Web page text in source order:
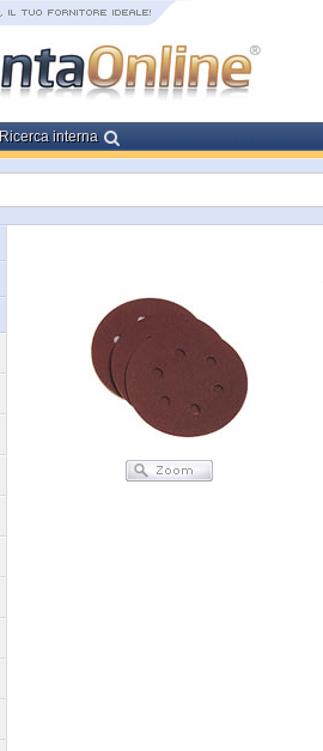
Ricerca interna